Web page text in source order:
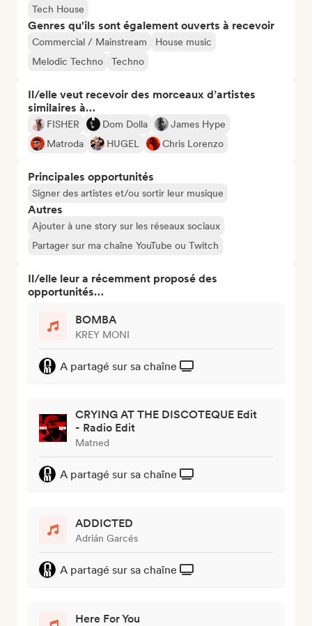
Tech House
Genres qu'ils sont également ouverts à recevoir
Commercial / Mainstream
House music
Melodic Techno
Techno
Il/elle veut recevoir des morceaux d’artistes
similaires à…
FISHER Dom Dolla
James Hype
Matroda
HUGEL Chris Lorenzo
Principales opportunités
Signer des artistes et/ou sortir leur musique
Autres
Ajouter à une story sur les réseaux sociaux
Partager sur ma chaîne YouTube ou Twitch
Il/elle leur a récemment proposé des
opportunités…
BOMBA
KREY MONI
A partagé sur sa chaîne
CRYING AT THE DISCOTEQUE Edit
- Radio Edit
Matned
A partagé sur sa chaîne
ADDICTED
Adrián Garcés
A partagé sur sa chaîne
Here For You